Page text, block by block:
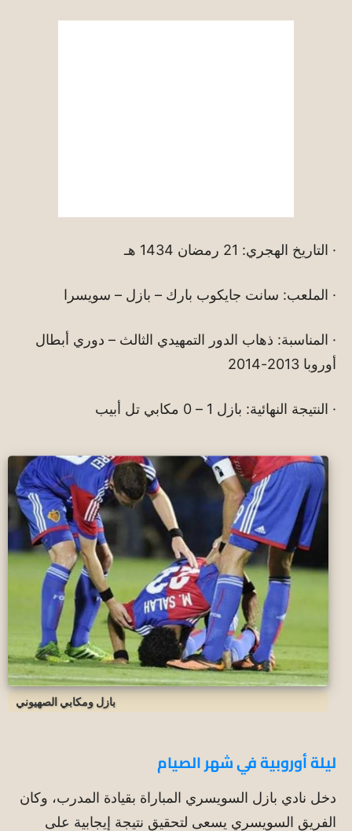
· التاريخ الهجري: 21 رمضان 1434 هـ
· الملعب: سانت جايكوب بارك – بازل – سويسرا
· المناسبة: ذهاب الدور التمهيدي الثالث – دوري أبطال
أوروبا 2013-2014
· النتيجة النهائية: بازل 1 – 0 مكابي تل أبيب
بازل ومكابي الصهيوني
ليلة أوروبية في شهر الصيام
دخل نادي بازل السويسري المباراة بقيادة المدرب، وكان
الفريق السويسري يسعى لتحقيق نتيجة إيجابية على